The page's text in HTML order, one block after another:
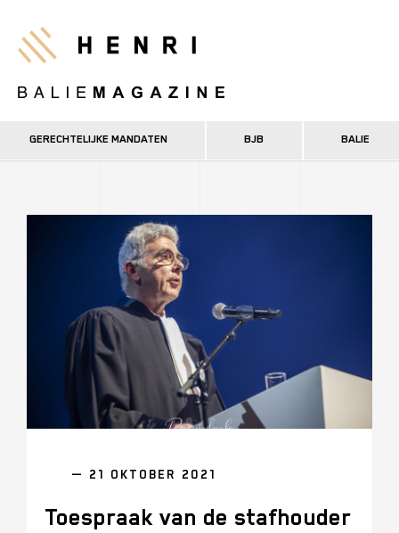
naar
inhoud
Henri
GERECHTELIJKE MANDATEN BJB BALIE
— 21 OKTOBER 2021
Toespraak van de stafhouder